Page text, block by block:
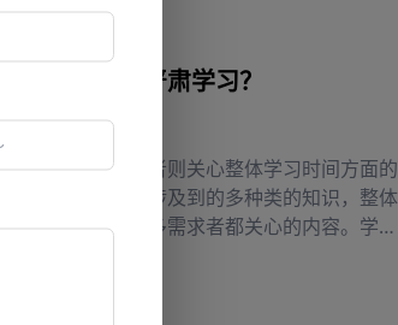
使用涉及到的多种类的知识，在构成中的多种
确保参与者严肃学习？
时候，很多使用者则关心整体学习时间方面的
台在应用过程中涉及到的多种类的知识，整体
问题也成为了很多需求者都关心的内容。学习
以及学习时间段的问题都应该慎重的了解，在